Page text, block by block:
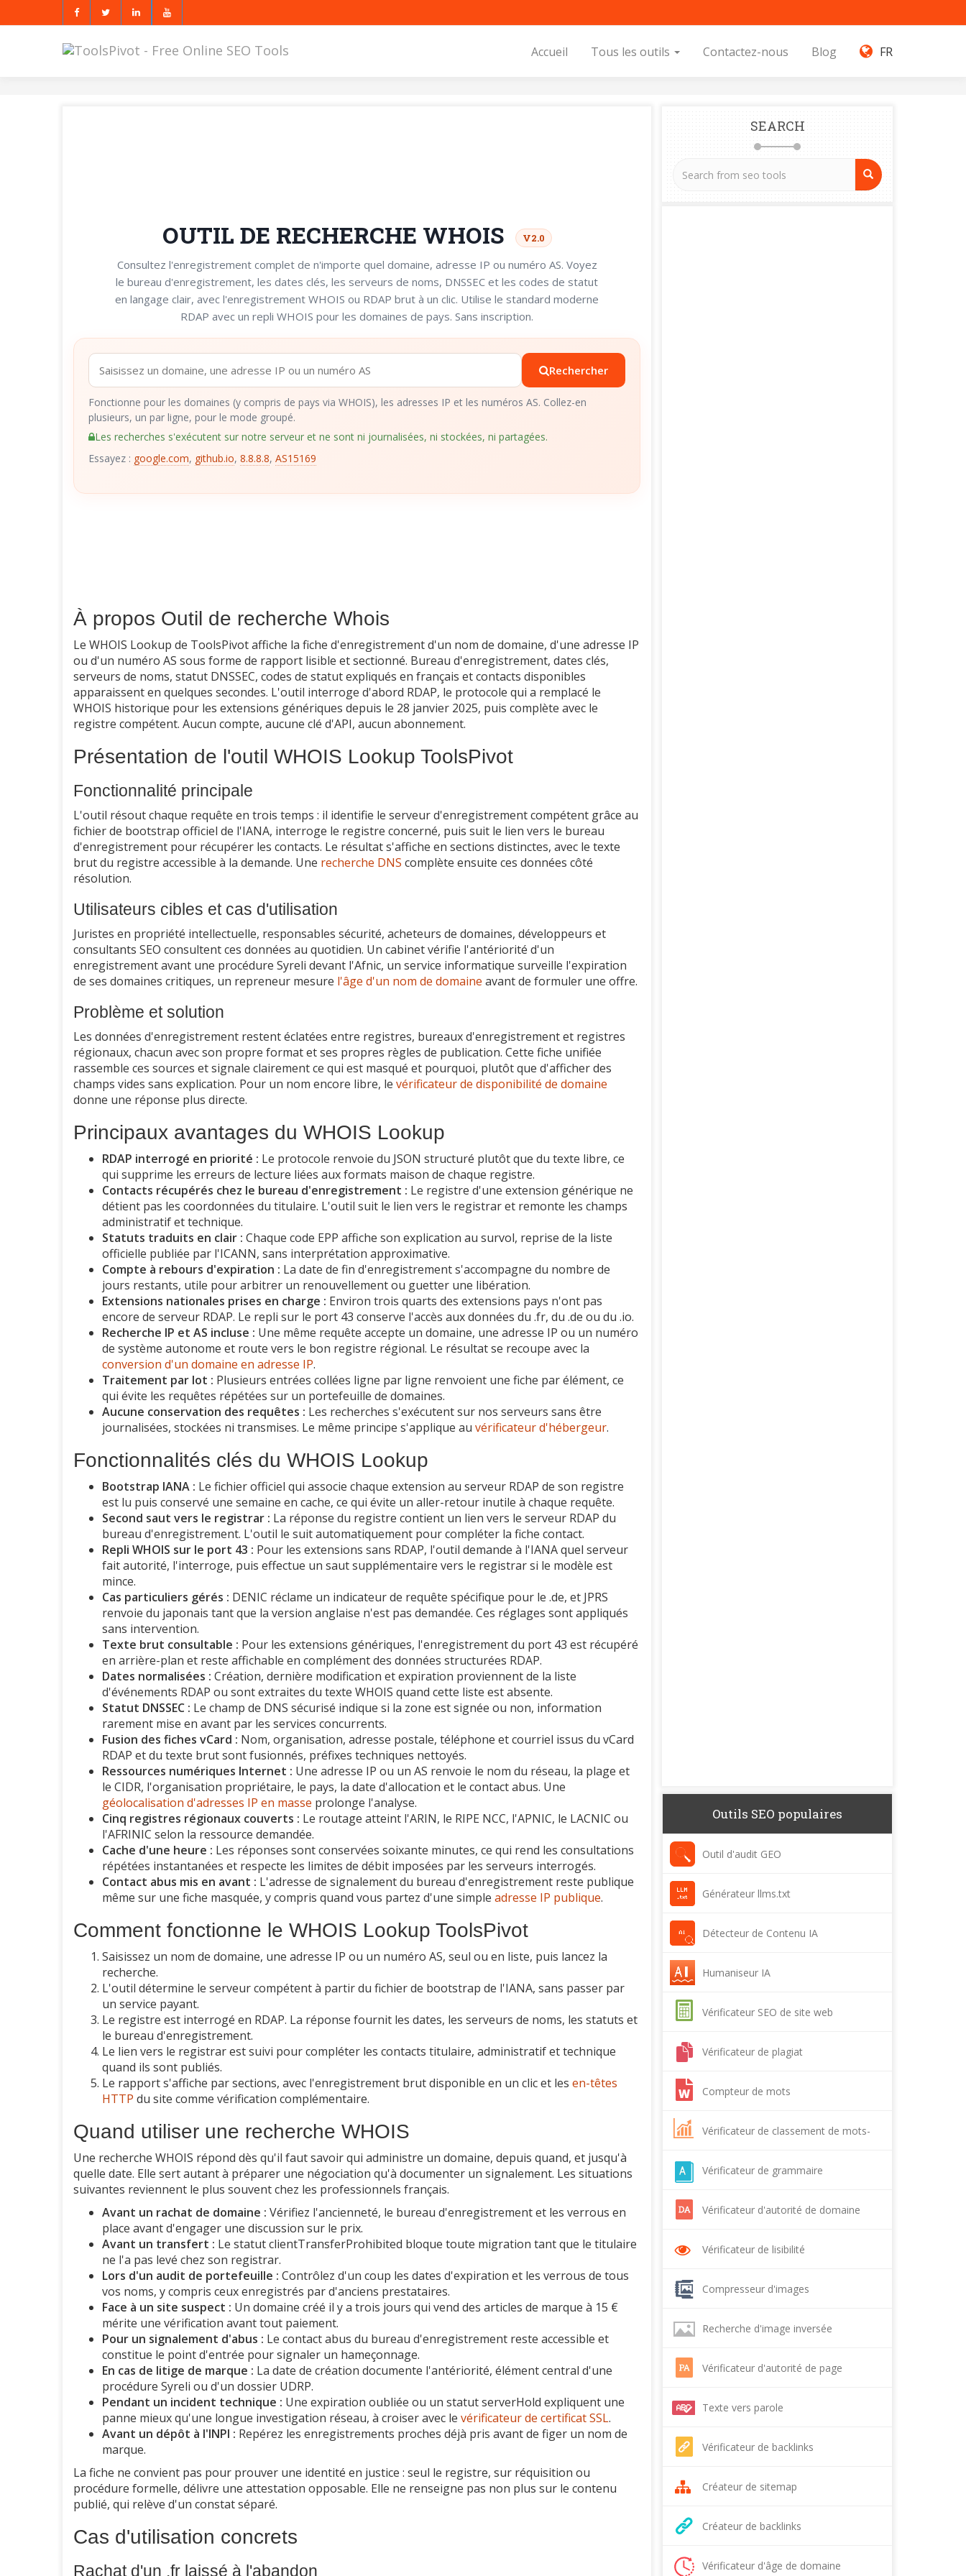
Accueil Tous les outils Contactez-nous Blog FR
OUTIL DE RECHERCHE WHOIS V2.0
Consultez l'enregistrement complet de n'importe quel domaine, adresse IP ou numéro AS. Voyez
le bureau d'enregistrement, les dates clés, les serveurs de noms, DNSSEC et les codes de statut
en langage clair, avec l'enregistrement WHOIS ou RDAP brut à un clic. Utilise le standard moderne
RDAP avec un repli WHOIS pour les domaines de pays. Sans inscription.
Rechercher
Fonctionne pour les domaines (y compris de pays via WHOIS), les adresses IP et les numéros AS. Collez-en
plusieurs, un par ligne, pour le mode groupé.
Les recherches s'exécutent sur notre serveur et ne sont ni journalisées, ni stockées, ni partagées.
Essayez : google.com, github.io, 8.8.8.8, AS15169
À propos Outil de recherche Whois
Le WHOIS Lookup de ToolsPivot affiche la fiche d'enregistrement d'un nom de domaine, d'une adresse IP
ou d'un numéro AS sous forme de rapport lisible et sectionné. Bureau d'enregistrement, dates clés,
serveurs de noms, statut DNSSEC, codes de statut expliqués en français et contacts disponibles
apparaissent en quelques secondes. L'outil interroge d'abord RDAP, le protocole qui a remplacé le
WHOIS historique pour les extensions génériques depuis le 28 janvier 2025, puis complète avec le
registre compétent. Aucun compte, aucune clé d'API, aucun abonnement.
Présentation de l'outil WHOIS Lookup ToolsPivot
Fonctionnalité principale
L'outil résout chaque requête en trois temps : il identifie le serveur d'enregistrement compétent grâce au
fichier de bootstrap officiel de l'IANA, interroge le registre concerné, puis suit le lien vers le bureau
d'enregistrement pour récupérer les contacts. Le résultat s'affiche en sections distinctes, avec le texte
brut du registre accessible à la demande. Une recherche DNS complète ensuite ces données côté
résolution.
Utilisateurs cibles et cas d'utilisation
Juristes en propriété intellectuelle, responsables sécurité, acheteurs de domaines, développeurs et
consultants SEO consultent ces données au quotidien. Un cabinet vérifie l'antériorité d'un
enregistrement avant une procédure Syreli devant l'Afnic, un service informatique surveille l'expiration
de ses domaines critiques, un repreneur mesure l'âge d'un nom de domaine avant de formuler une offre.
Problème et solution
Les données d'enregistrement restent éclatées entre registres, bureaux d'enregistrement et registres
régionaux, chacun avec son propre format et ses propres règles de publication. Cette fiche unifiée
rassemble ces sources et signale clairement ce qui est masqué et pourquoi, plutôt que d'afficher des
champs vides sans explication. Pour un nom encore libre, le vérificateur de disponibilité de domaine
donne une réponse plus directe.
Principaux avantages du WHOIS Lookup
RDAP interrogé en priorité : Le protocole renvoie du JSON structuré plutôt que du texte libre, ce
qui supprime les erreurs de lecture liées aux formats maison de chaque registre.
Contacts récupérés chez le bureau d'enregistrement : Le registre d'une extension générique ne
détient pas les coordonnées du titulaire. L'outil suit le lien vers le registrar et remonte les champs
administratif et technique.
Statuts traduits en clair : Chaque code EPP affiche son explication au survol, reprise de la liste
officielle publiée par l'ICANN, sans interprétation approximative.
Compte à rebours d'expiration : La date de fin d'enregistrement s'accompagne du nombre de
jours restants, utile pour arbitrer un renouvellement ou guetter une libération.
Extensions nationales prises en charge : Environ trois quarts des extensions pays n'ont pas
encore de serveur RDAP. Le repli sur le port 43 conserve l'accès aux données du .fr, du .de ou du .io.
Recherche IP et AS incluse : Une même requête accepte un domaine, une adresse IP ou un numéro
de système autonome et route vers le bon registre régional. Le résultat se recoupe avec la
conversion d'un domaine en adresse IP.
Traitement par lot : Plusieurs entrées collées ligne par ligne renvoient une fiche par élément, ce
qui évite les requêtes répétées sur un portefeuille de domaines.
Aucune conservation des requêtes : Les recherches s'exécutent sur nos serveurs sans être
journalisées, stockées ni transmises. Le même principe s'applique au vérificateur d'hébergeur.
Fonctionnalités clés du WHOIS Lookup
Bootstrap IANA : Le fichier officiel qui associe chaque extension au serveur RDAP de son registre
est lu puis conservé une semaine en cache, ce qui évite un aller-retour inutile à chaque requête.
Second saut vers le registrar : La réponse du registre contient un lien vers le serveur RDAP du
bureau d'enregistrement. L'outil le suit automatiquement pour compléter la fiche contact.
Repli WHOIS sur le port 43 : Pour les extensions sans RDAP, l'outil demande à l'IANA quel serveur
fait autorité, l'interroge, puis effectue un saut supplémentaire vers le registrar si le modèle est
mince.
Cas particuliers gérés : DENIC réclame un indicateur de requête spécifique pour le .de, et JPRS
renvoie du japonais tant que la version anglaise n'est pas demandée. Ces réglages sont appliqués
sans intervention.
Texte brut consultable : Pour les extensions génériques, l'enregistrement du port 43 est récupéré
en arrière-plan et reste affichable en complément des données structurées RDAP.
Dates normalisées : Création, dernière modification et expiration proviennent de la liste
d'événements RDAP ou sont extraites du texte WHOIS quand cette liste est absente.
Statut DNSSEC : Le champ de DNS sécurisé indique si la zone est signée ou non, information
rarement mise en avant par les services concurrents.
Fusion des fiches vCard : Nom, organisation, adresse postale, téléphone et courriel issus du vCard
RDAP et du texte brut sont fusionnés, préfixes techniques nettoyés.
Ressources numériques Internet : Une adresse IP ou un AS renvoie le nom du réseau, la plage et
le CIDR, l'organisation propriétaire, le pays, la date d'allocation et le contact abus. Une
géolocalisation d'adresses IP en masse prolonge l'analyse.
Cinq registres régionaux couverts : Le routage atteint l'ARIN, le RIPE NCC, l'APNIC, le LACNIC ou
l'AFRINIC selon la ressource demandée.
Cache d'une heure : Les réponses sont conservées soixante minutes, ce qui rend les consultations
répétées instantanées et respecte les limites de débit imposées par les serveurs interrogés.
Contact abus mis en avant : L'adresse de signalement du bureau d'enregistrement reste publique
même sur une fiche masquée, y compris quand vous partez d'une simple adresse IP publique.
Comment fonctionne le WHOIS Lookup ToolsPivot
Saisissez un nom de domaine, une adresse IP ou un numéro AS, seul ou en liste, puis lancez la
recherche.
L'outil détermine le serveur compétent à partir du fichier de bootstrap de l'IANA, sans passer par
un service payant.
Le registre est interrogé en RDAP. La réponse fournit les dates, les serveurs de noms, les statuts et
le bureau d'enregistrement.
Le lien vers le registrar est suivi pour compléter les contacts titulaire, administratif et technique
quand ils sont publiés.
Le rapport s'affiche par sections, avec l'enregistrement brut disponible en un clic et les en-têtes
HTTP du site comme vérification complémentaire.
Quand utiliser une recherche WHOIS
Une recherche WHOIS répond dès qu'il faut savoir qui administre un domaine, depuis quand, et jusqu'à
quelle date. Elle sert autant à préparer une négociation qu'à documenter un signalement. Les situations
suivantes reviennent le plus souvent chez les professionnels français.
Avant un rachat de domaine : Vérifiez l'ancienneté, le bureau d'enregistrement et les verrous en
place avant d'engager une discussion sur le prix.
Avant un transfert : Le statut clientTransferProhibited bloque toute migration tant que le titulaire
ne l'a pas levé chez son registrar.
Lors d'un audit de portefeuille : Contrôlez d'un coup les dates d'expiration et les verrous de tous
vos noms, y compris ceux enregistrés par d'anciens prestataires.
Face à un site suspect : Un domaine créé il y a trois jours qui vend des articles de marque à 15 €
mérite une vérification avant tout paiement.
Pour un signalement d'abus : Le contact abus du bureau d'enregistrement reste accessible et
constitue le point d'entrée pour signaler un hameçonnage.
En cas de litige de marque : La date de création documente l'antériorité, élément central d'une
procédure Syreli ou d'un dossier UDRP.
Pendant un incident technique : Une expiration oubliée ou un statut serverHold expliquent une
panne mieux qu'une longue investigation réseau, à croiser avec le vérificateur de certificat SSL.
Avant un dépôt à l'INPI : Repérez les enregistrements proches déjà pris avant de figer un nom de
marque.
La fiche ne convient pas pour prouver une identité en justice : seul le registre, sur réquisition ou
procédure formelle, délivre une attestation opposable. Elle ne renseigne pas non plus sur le contenu
publié, qui relève d'un constat séparé.
Cas d'utilisation concrets
Rachat d'un .fr laissé à l'abandon
SEARCH
Outils SEO populaires
Outil d'audit GEO
Générateur llms.txt
Détecteur de Contenu IA
Humaniseur IA
Vérificateur SEO de site web
Vérificateur de plagiat
Compteur de mots
Vérificateur de classement de mots-
Vérificateur de grammaire
Vérificateur d'autorité de domaine
Vérificateur de lisibilité
Compresseur d'images
Recherche d'image inversée
Vérificateur d'autorité de page
Texte vers parole
Vérificateur de backlinks
Créateur de sitemap
Créateur de backlinks
Vérificateur d'âge de domaine